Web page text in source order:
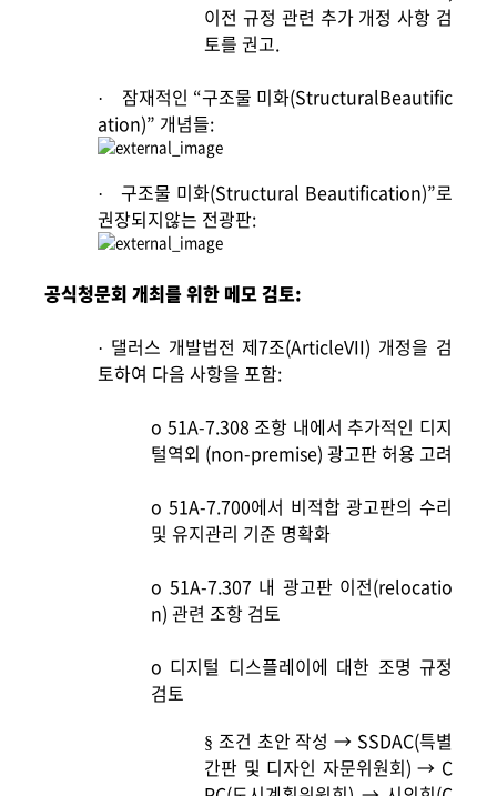
이전 규정 관련 추가 개정 사항 검
토를 권고.
·
잠재적인 “구조물 미화(StructuralBeautific
ation)” 개념들:
·
구조물 미화(Structural Beautification)”로
권장되지않는 전광판:
공식청문회 개최를 위한 메모 검토:
· 댈러스 개발법전 제7조(ArticleVII) 개정을 검
토하여 다음 사항을 포함:
o 51A-7.308조항 내에서 추가적인 디지
털역외 (non-premise) 광고판 허용 고려
o 51A-7.700에서 비적합 광고판의 수리
및 유지관리 기준 명확화
o 51A-7.307 내 광고판 이전(relocatio
n) 관련 조항 검토
o 디지털 디스플레이에 대한 조명 규정
검토
§ 조건 초안 작성 → SSDAC(특별
간판 및 디자인 자문위원회) → C